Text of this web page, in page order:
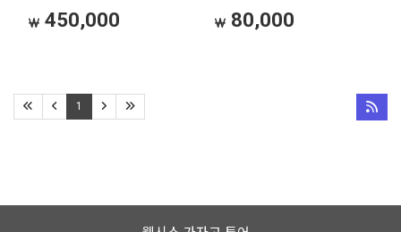
오사카호텔픽업,
오사카가족여행,공항픽업샌딩,
오사카프라이빗픽업
호텔까지 무거운 캐리어
스트레스와 환승 걱정 없이
450,000
오사카USJ이동,USJ오픈런,
스튜디오 재팬까지 우리
일행끼리만 편안하게
80,000
1